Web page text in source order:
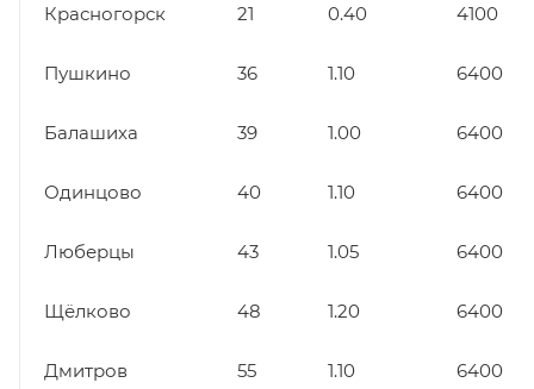
Красногорск 21 0.40 4100
Пушкино 36 1.10 6400
Балашиха 39 1.00 6400
Одинцово 40 1.10 6400
Люберцы 43 1.05 6400
Щёлково 48 1.20 6400
Дмитров 55 1.10 6400